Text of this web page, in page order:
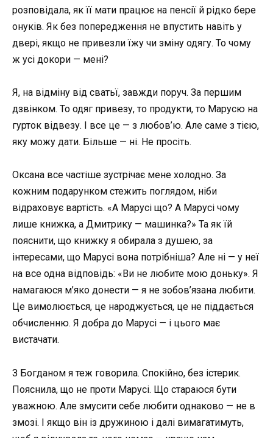
розповідала, як її мати працює на пенсії й рідко бере
онуків. Як без попередження не впустить навіть у
двері, якщо не привезли їжу чи зміну одягу. То чому
ж усі докори — мені?
Я, на відміну від сватьї, завжди поруч. За першим
дзвінком. То одяг привезу, то продукти, то Марусю на
гурток відвезу. І все це — з любов’ю. Але саме з тією,
яку можу дати. Більше — ні. Не просіть.
Оксана все частіше зустрічає мене холодно. За
кожним подарунком стежить поглядом, ніби
відраховує вартість. «А Марусі що? А Марусі чому
лише книжка, а Дмитрику — машинка?» Та як їй
пояснити, що книжку я обирала з душею, за
інтересами, що Марусі вона потрібніша? Але ні — у неї
на все одна відповідь: «Ви не любите мою доньку». Я
намагаюся м’яко донести — я не зобов’язана любити.
Це вимолюється, це народжується, це не піддається
обчисленню. Я добра до Марусі — і цього має
вистачати.
З Богданом я теж говорила. Спокійно, без істерик.
Пояснила, що не проти Марусі. Що стараюся бути
уважною. Але змусити себе любити однаково — не в
змозі. І якщо він із дружиною і далі вимагатимуть,